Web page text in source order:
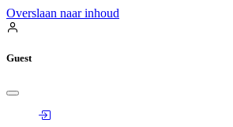
Overslaan naar inhoud
Guest